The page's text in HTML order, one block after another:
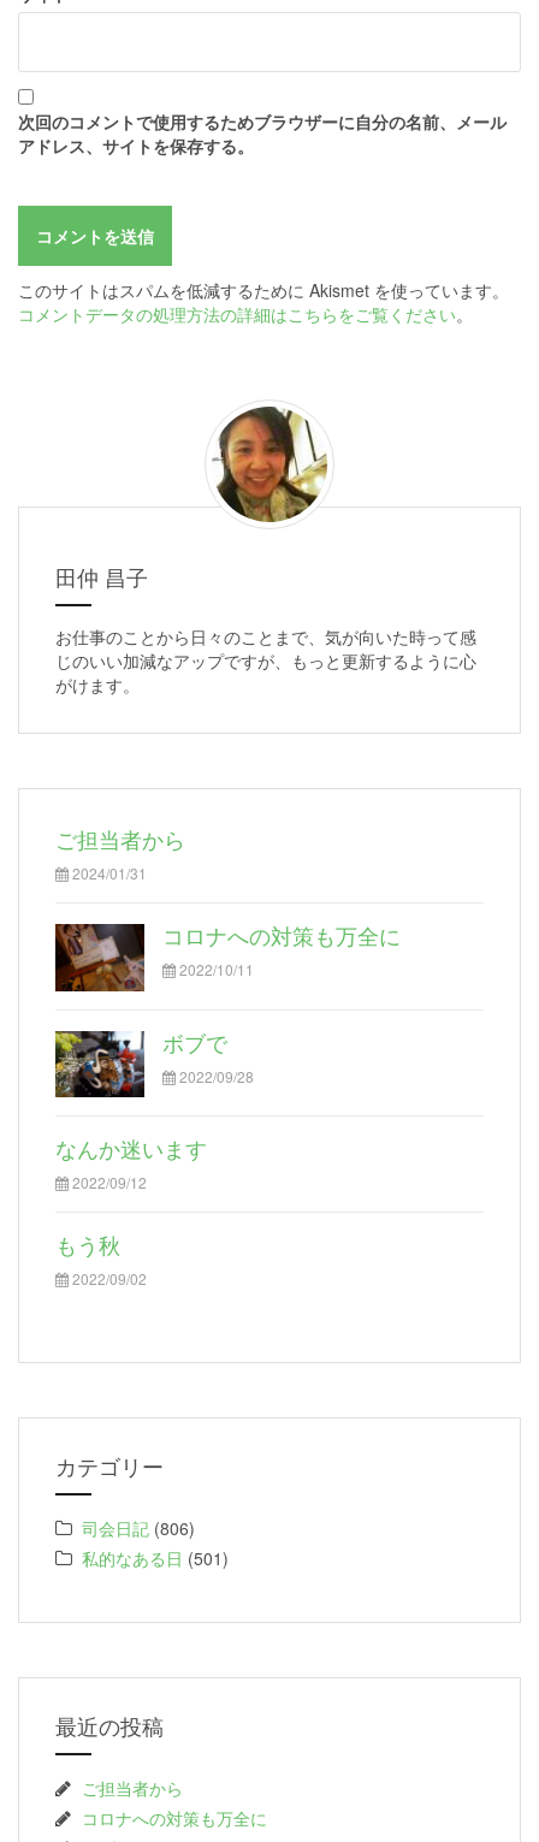
次回のコメントで使用するためブラウザーに自分の名前、メール
アドレス、サイトを保存する。
このサイトはスパムを低減するために Akismet を使っています。
コメントデータの処理方法の詳細はこちらをご覧ください。
田仲 昌子
お仕事のことから日々のことまで、気が向いた時って感
じのいい加減なアップですが、もっと更新するように心
がけます。
ご担当者から
2024/01/31
コロナへの対策も万全に
2022/10/11
ボブで
2022/09/28
なんか迷います
2022/09/12
もう秋
2022/09/02
カテゴリー
司会日記 (806)
私的なある日 (501)
最近の投稿
ご担当者から
コロナへの対策も万全に